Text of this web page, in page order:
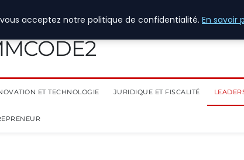
ET TECHNOLOGIE JURIDIQUE ET FISCALITÉ
acceptez notre politique de confidentialité. En savoir